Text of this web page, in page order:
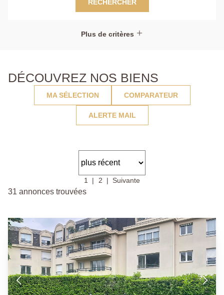
RECHERCHER
Plus de critères
DÉCOUVREZ NOS BIENS
MA SÉLECTION COMPARATEUR
ALERTE MAIL
1 2 Suivante
31 annonces trouvées